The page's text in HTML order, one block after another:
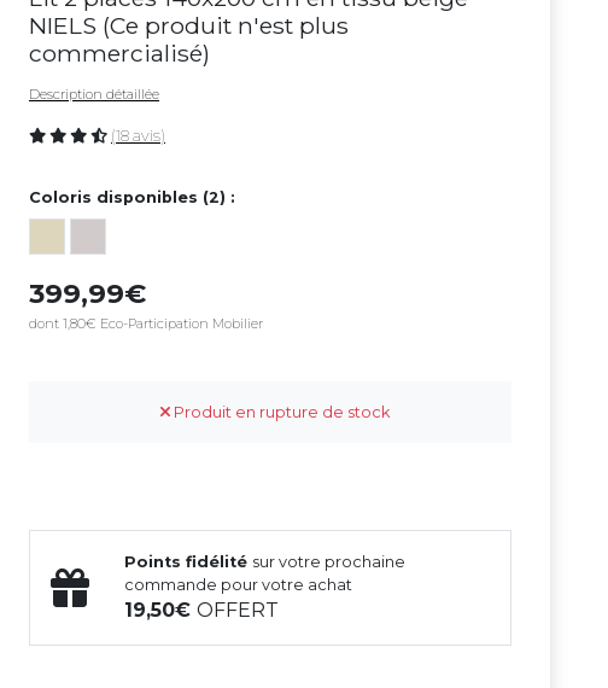
NIELS (Ce produit n'est plus
commercialisé)
Description détaillée
(18 avis)
Coloris disponibles (2) :
399,99
dont 1,80€ Eco-Participation Mobilier
Produit en rupture de stock
Points fidélité sur votre prochaine
commande pour votre achat
19,50OFFERT